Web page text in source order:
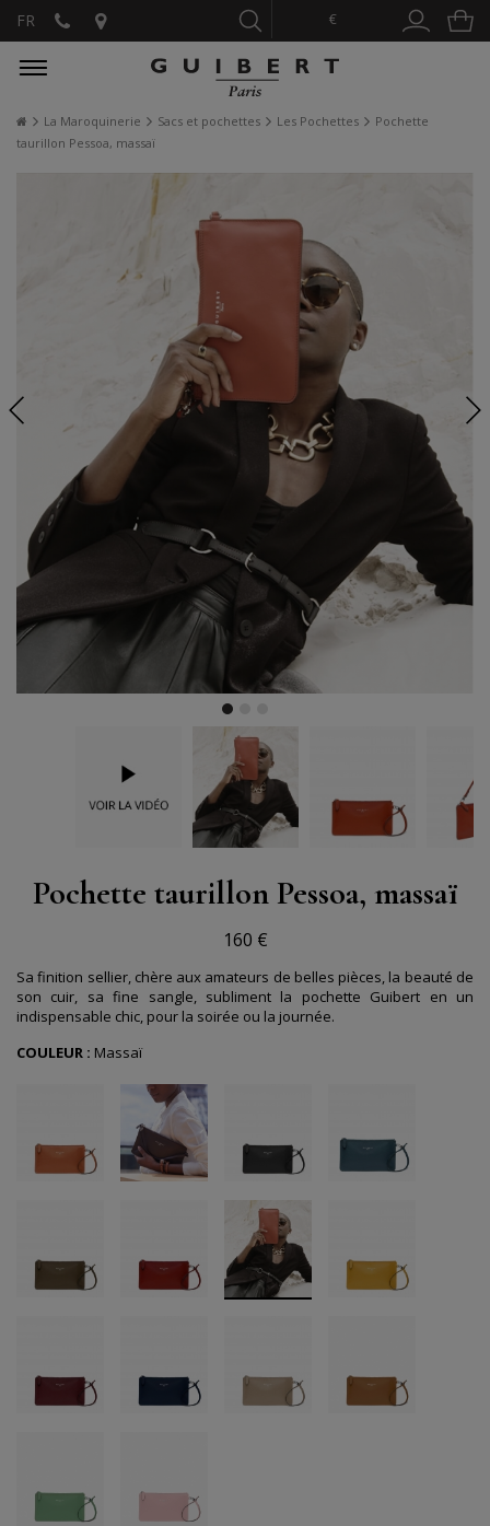
€
FR
La Maroquinerie Sacs et pochettes Les Pochettes
Pochette
taurillon Pessoa, massaï
Pochette taurillon Pessoa, massaï
160 €
Sa finition sellier, chère aux amateurs de belles pièces, la beauté de
son cuir, sa fine sangle, subliment la pochette Guibert en un
indispensable chic, pour la soirée ou la journée.
COULEUR : Massaï